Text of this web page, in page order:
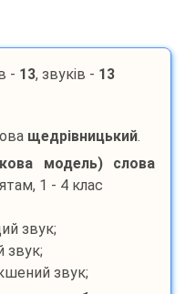
- 13, звуків - 13
щедрівницький.
модель) слова
1 - 4 клас
звук;
звук;
звук;